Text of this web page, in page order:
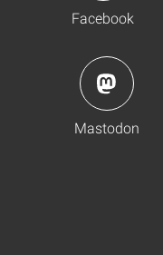
Facebook
Mastodon